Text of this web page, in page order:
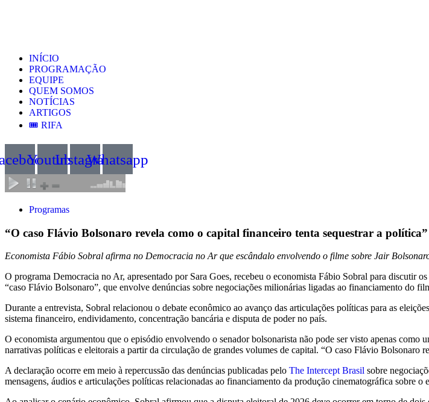
INÍCIO
PROGRAMAÇÃO
EQUIPE
QUEM SOMOS
NOTÍCIAS
ARTIGOS
🎟️ RIFA
YoutubeInstagramWhatsapp
Programas
“O caso Flávio Bolsonaro revela como o capital financeiro tenta sequestrar a política”
Economista Fábio Sobral afirma no Democracia no Ar que escândalo envolvendo o filme sobre Jair
O programa Democracia no Ar, apresentado por Sara Goes, recebeu o economista Fábio Sobral para discutir
“caso Flávio Bolsonaro”, que envolve denúncias sobre negociações milionárias ligadas ao financiamento do
Durante a entrevista, Sobral relacionou o debate econômico ao avanço das articulações políticas para as
sistema financeiro, endividamento, concentração bancária e disputa de poder no país.
O economista argumentou que o episódio envolvendo o senador bolsonarista não pode ser visto apenas
narrativas políticas e eleitorais a partir da circulação de grandes volumes de capital. “O caso Flávio Bolsonaro
A declaração ocorre em meio à repercussão das denúncias publicadas pelo The Intercept Brasil sobre
mensagens, áudios e articulações políticas relacionadas ao financiamento da produção cinematográfica sobre o